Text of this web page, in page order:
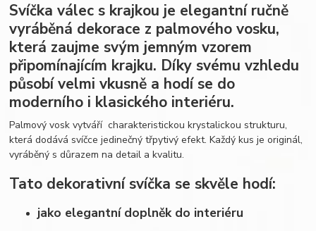
Svíčka válec s krajkou je elegantní ručně
vyráběná dekorace z palmového vosku,
která zaujme svým jemným vzorem
připomínajícím krajku. Díky svému vzhledu
působí velmi vkusně a hodí se do
moderního i klasického interiéru.
Palmový vosk vytváří charakteristickou krystalickou strukturu,
která dodává svíčce jedinečný třpytivý efekt. Každý kus je originál,
vyráběný s důrazem na detail a kvalitu.
Tato dekorativní svíčka se skvěle hodí:
jako elegantní doplněk do interiéru